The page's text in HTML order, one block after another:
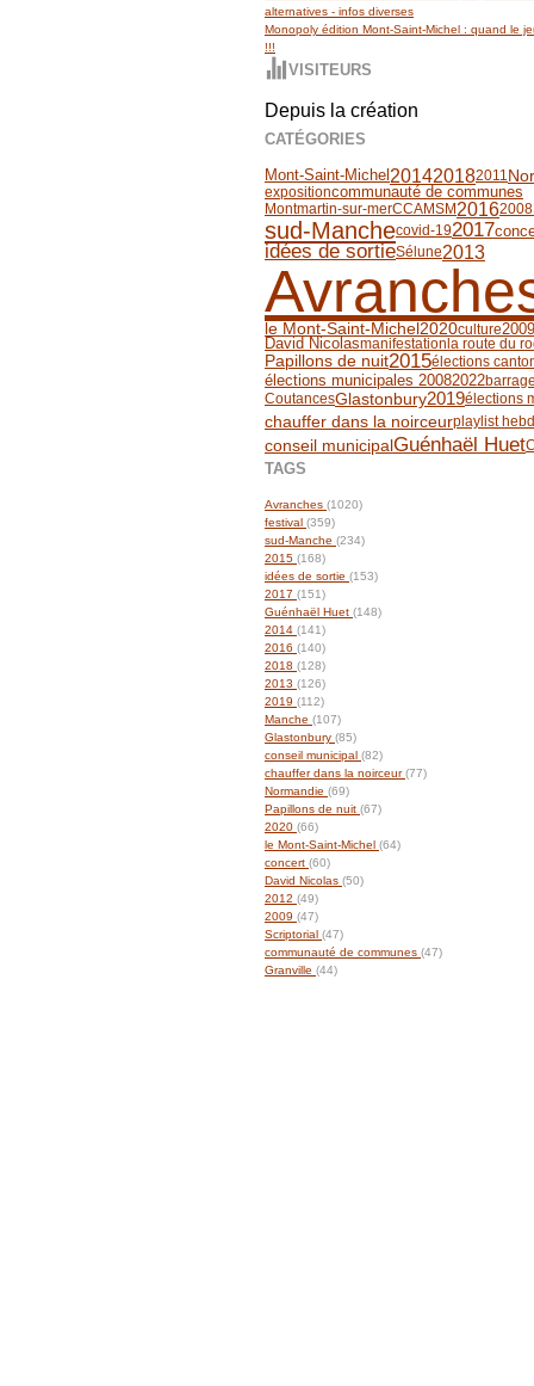
alternatives - infos diverses
Monopoly édition Mont-Saint-Michel : quand le
!!!
VISITEURS
Depuis la création
CATÉGORIES
Mont-Saint-Michel 201420182011
expositioncommunauté de communes
Montmartin-sur-merCCAMSM 20162008
sud-Manchecovid-192017
idées de sortieSélune2013
le Mont-Saint-Michel 2020culture2009
David Nicolasmanifestation la route du
Papillons de nuit2015élections
élections municipales 20082022barrage
CoutancesGlastonbury2019élections
chauffer dans la noirceurplaylist
conseil municipalGuénhaël Huet
TAGS
Avranches (1020)
festival (359)
sud-Manche (234)
2015 (168)
idées de sortie (153)
2017 (151)
Guénhaël Huet (148)
2014 (141)
2016 (140)
2018 (128)
2013 (126)
2019 (112)
Manche (107)
Glastonbury (85)
conseil municipal (82)
chauffer dans la noirceur(77)
Normandie (69)
Papillons de nuit (67)
2020 (66)
le Mont-Saint-Michel (64)
concert (60)
David Nicolas (50)
2012 (49)
2009 (47)
Scriptorial (47)
communauté de communes (47)
Granville (44)